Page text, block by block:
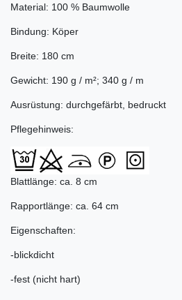
Material: 100 % Baumwolle
Bindung: Köper
Breite: 180 cm
Gewicht: 190 g / m²; 340 g / m
Ausrüstung: durchgefärbt, bedruckt
Pflegehinweis:
Blattlänge: ca. 8 cm
Rapportlänge: ca. 64 cm
Eigenschaften:
-blickdicht
-fest (nicht hart)